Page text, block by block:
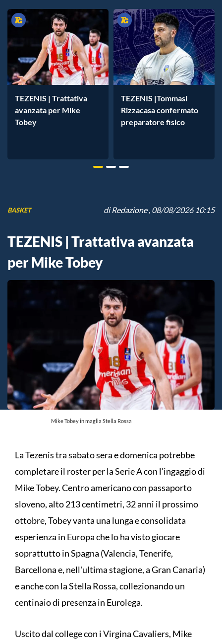
TEZENIS | Trattativa
avanzata per Mike
Tobey
TEZENIS |Tommasi
Rizzacasa confermato
preparatore fisico
BASKET diRedazione, 08/08/2026 10:15
TEZENIS | Trattativa avanzata
per Mike Tobey
Mike Tobey in maglia Stella Rossa
La Tezenis tra sabato sera e domenica potrebbe
completare il roster per la Serie A con l'ingaggio di
Mike Tobey. Centro americano con passaporto
sloveno, alto 213 centimetri, 32 anni il prossimo
ottobre, Tobey vanta una lunga e consolidata
esperienza in Europa che lo ha visto giocare
soprattutto in Spagna (Valencia, Tenerife,
Barcellona e, nell'ultima stagione, a Gran Canaria)
e anche con la Stella Rossa, collezionando un
centinaio di presenza in Eurolega.
Uscito dal college con i Virgina Cavaliers, Mike